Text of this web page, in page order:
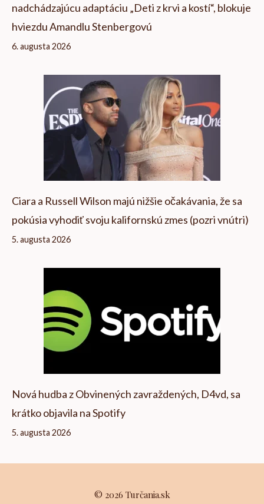
nadchádzajúcu adaptáciu „Deti z krvi a kostí“, blokuje
hviezdu Amandlu Stenbergovú
6. augusta 2026
Ciara a Russell Wilson majú nižšie očakávania, že sa
pokúsia vyhodiť svoju kalifornskú zmes (pozri vnútri)
5. augusta 2026
Nová hudba z Obvinených zavraždených, D4vd, sa
krátko objavila na Spotify
5. augusta 2026
© 2026 Turčania.sk